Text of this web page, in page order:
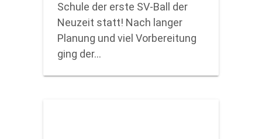
Schule der erste SV-Ball der
Neuzeit statt! Nach langer
Planung und viel Vorbereitung
ging der…